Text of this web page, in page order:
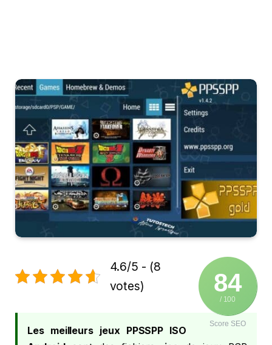
84
/ 100
Score SEO
4.6/5 - (8
votes)
Les meilleurs jeux PPSSPP ISO